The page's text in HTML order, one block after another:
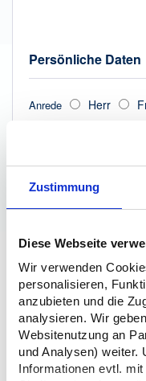
Zustimmung
Diese Webseite
Wir verwenden
personalisieren,
anzubieten und die
analysieren. Wir
Websitenutzung an
und Analysen) weiter.
Informationen evtl.
Persönliche Daten
Anrede Herr